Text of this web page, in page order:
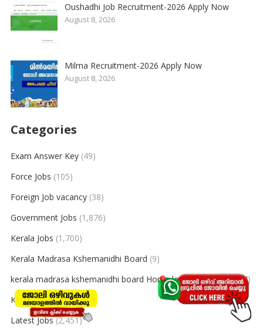
Oushadhi Job Recruitment-2026 Apply Now
August 8, 2026
Milma Recruitment-2026 Apply Now
August 8, 2026
Categories
Exam Answer Key(49)
Force Jobs (105)
Foreign Job vacancy(38)
Government Jobs (1,876)
Kerala Jobs (1,700)
Kerala Madrasa Kshemanidhi Board (9)
kerala madrasa kshemanidhi board Home loan Details 2023(7)
Kerala PSC(404)
Latest Jobs(2,451)